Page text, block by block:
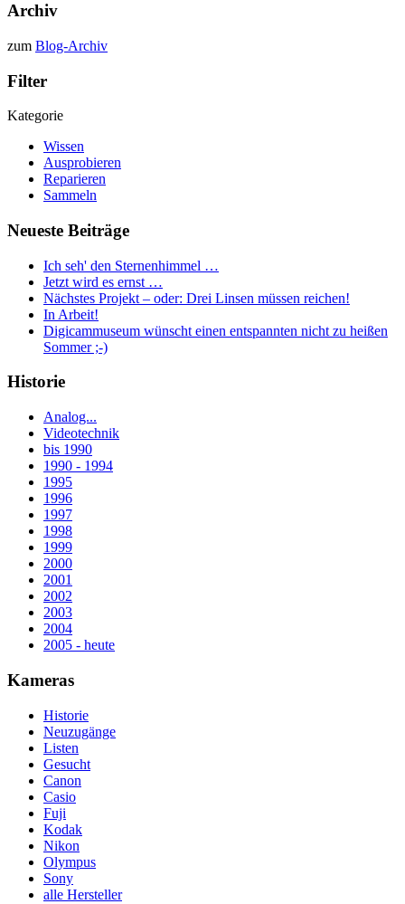
Archiv
zum Blog-Archiv
Filter
Kategorie
Wissen
Ausprobieren
Reparieren
Sammeln
Neueste Beiträge
Ich seh' den Sternenhimmel …
Jetzt wird es ernst …
Nächstes Projekt – oder: Drei Linsen müssen reichen!
In Arbeit!
Digicammuseum wünscht einen entspannten nicht zu heißen
Sommer ;-)
Historie
Analog...
Videotechnik
bis 1990
1990 - 1994
1995
1996
1997
1998
1999
2000
2001
2002
2003
2004
2005 - heute
Kameras
Historie
Neuzugänge
Listen
Gesucht
Canon
Casio
Fuji
Kodak
Nikon
Olympus
Sony
alle Hersteller